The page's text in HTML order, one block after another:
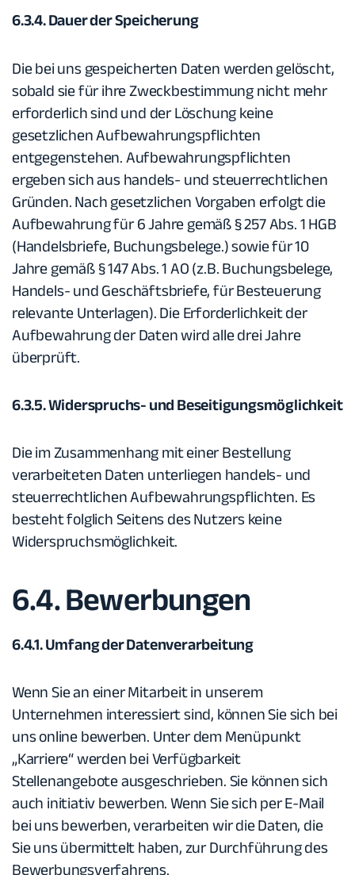
6.3.4. Dauer der Speicherung
Die bei uns gespeicherten Daten werden gelöscht,
sobald sie für ihre Zweckbestimmung nicht mehr
erforderlich sind und der Löschung keine
gesetzlichen Aufbewahrungspflichten
entgegenstehen. Aufbewahrungspflichten
ergeben sich aus handels- und steuerrechtlichen
Gründen. Nach gesetzlichen Vorgaben erfolgt die
Aufbewahrung für 6 Jahre gemäß § 257 Abs. 1 HGB
(Handelsbriefe, Buchungsbelege.) sowie für 10
Jahre gemäß § 147 Abs. 1 AO (z.B. Buchungsbelege,
Handels- und Geschäftsbriefe, für Besteuerung
relevante Unterlagen). Die Erforderlichkeit der
Aufbewahrung der Daten wird alle drei Jahre
überprüft.
6.3.5. Widerspruchs- und Beseitigungsmöglichkeit
Die im Zusammenhang mit einer Bestellung
verarbeiteten Daten unterliegen handels- und
steuerrechtlichen Aufbewahrungspflichten. Es
besteht folglich Seitens des Nutzers keine
Widerspruchsmöglichkeit.
6.4. Bewerbungen
6.4.1. Umfang der Datenverarbeitung
Wenn Sie an einer Mitarbeit in unserem
Unternehmen interessiert sind, können Sie sich bei
uns online bewerben. Unter dem Menüpunkt
„Karriere“ werden bei Verfügbarkeit
Stellenangebote ausgeschrieben. Sie können sich
auch initiativ bewerben. Wenn Sie sich per E-Mail
bei uns bewerben, verarbeiten wir die Daten, die
Sie uns übermittelt haben, zur Durchführung des